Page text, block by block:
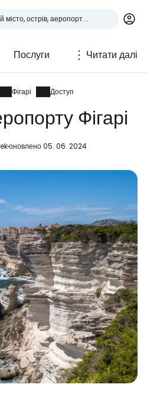
Послуги Читати далі
Фігарі Доступ
Фігарі
оновлено 05. 06. 2024
Cestee
спільнота
з Google
з email